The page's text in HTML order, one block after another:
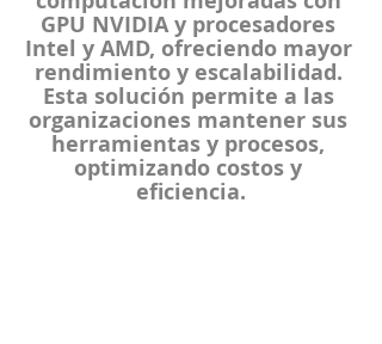
GPU NVIDIA y procesadores
Intel y AMD, ofreciendo mayor
rendimiento y escalabilidad.
Esta solución permite a las
organizaciones mantener sus
herramientas y procesos,
optimizando costos y
eficiencia.